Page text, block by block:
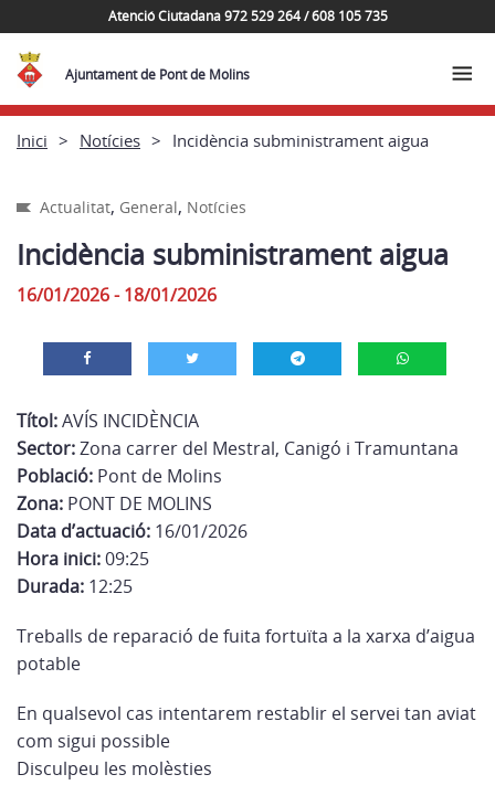
Atenció Ciutadana 972 529 264 / 608 105 735
Ajuntament de Pont de Molins
Inici Notícies Incidència subministrament aigua
Actualitat, General, Notícies
Incidència subministrament aigua
16/01/2026 - 18/01/2026
Títol:AVÍS INCIDÈNCIA
Sector:Zona carrer del Mestral, Canigó i Tramuntana
Població: Pont de Molins
Zona: PONT DE MOLINS
Data d’actuació: 16/01/2026
Hora inici:09:25
Durada: 12:25
Treballs de reparació de fuita fortuïta a la xarxa d’aigua
potable
En qualsevol cas intentarem restablir el servei tan aviat
com sigui possible
Disculpeu les molèsties